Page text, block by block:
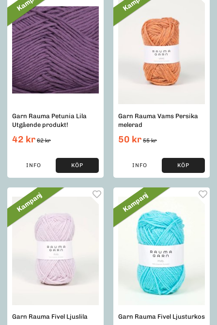
Garn Rauma Petunia Lila
Utgående produkt!
42 kr 62 kr
INFO KÖP
Garn Rauma Vams Persika
melerad
50 kr 55 kr
INFO KÖP
Kampanj
Garn Rauma Fivel Ljuslila
Kampanj
Garn Rauma Fivel Ljusturkos